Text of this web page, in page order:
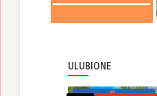
ULUBIONE